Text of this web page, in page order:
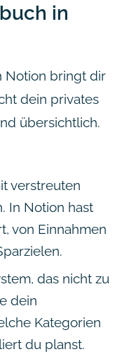
in
Notion bringt dir
dein privates
übersichtlich.
verstreuten
In Notion hast
von Einnahmen
das nicht zu
dein
Kategorien
du planst.